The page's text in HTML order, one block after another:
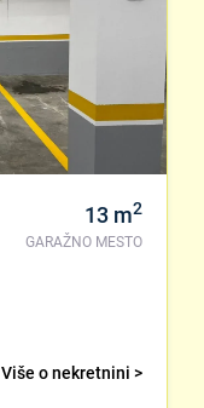
13 m2
GARAŽNO MESTO
Više o nekretnini >